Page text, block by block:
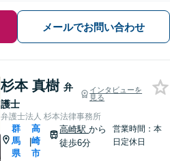
メールでお問い合わせ
杉本 真樹 弁
護士
インタビューを
見る
弁護士法人 杉本法律事務所
群
馬
県
|
高
崎
市
高崎駅から
徒歩6分
営業時間：本
日定休日